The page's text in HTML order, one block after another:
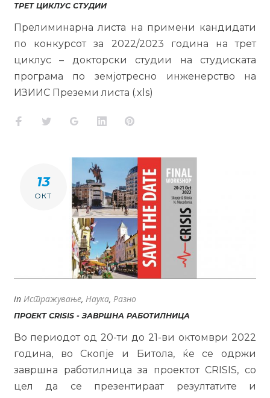
ТРЕТ ЦИКЛУС СТУДИИ
Прелиминарна листа на примени кандидати
по конкурсот за 2022/2023 година на трет
циклус – докторски студии на студиската
програма по земјотресно инженерство на
ИЗИИС Преземи листа (.xls)
Facebook
TwitterGoogle+LinkedInPinterest
13
ОКТ
in Истражување, Наука, Разно
ПРОЕКТ CRISIS - ЗАВРШНА РАБОТИЛНИЦА
Во периодот од 20-ти до 21-ви октомври 2022
година, во Скопје и Битола, ќе се одржи
завршна работилница за проектот CRISIS, со
цел да се презентираат резултатите и